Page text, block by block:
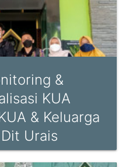
&
KUA
& Keluarga
Urais